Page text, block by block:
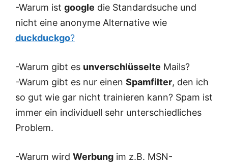
-Warum ist google die Standardsuche und
nicht eine anonyme Alternative wie
duckduckgo?
-Warum gibt es unverschlüsselte Mails?
-Warum gibt es nur einen Spamfilter, den ich
so gut wie gar nicht trainieren kann? Spam ist
immer ein individuell sehr unterschiedliches
Problem.
-Warum wird Werbung im z.B. MSN-